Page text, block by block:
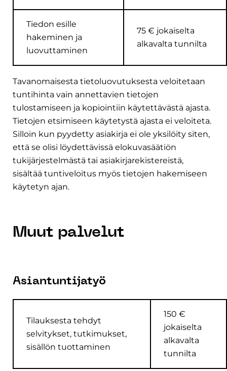
Tiedon esille
hakeminen ja
luovuttaminen
75 € jokaiselta
alkavalta tunnilta
Tavanomaisesta tietoluovutuksesta veloitetaan
tuntihinta vain annettavien tietojen
tulostamiseen ja kopiointiin käytettävästä ajasta.
Tietojen etsimiseen käytetystä ajasta ei veloiteta.
Silloin kun pyydetty asiakirja ei ole yksilöity siten,
että se olisi löydettävissä elokuvasäätiön
tukijärjestelmästä tai asiakirjarekistereistä,
sisältää tuntiveloitus myös tietojen hakemiseen
käytetyn ajan.
Muut palvelut
Asiantuntijatyö
Tilauksesta tehdyt
selvitykset, tutkimukset,
sisällön tuottaminen
150 €
jokaiselta
alkavalta
tunnilta